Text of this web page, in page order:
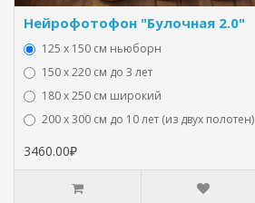
Нейрофотофон "Булочная 2.0"
125 x 150 см ньюборн
150 х 220 см до 3 лет
180 х 250 см широкий
200 х 300 см до 10 лет (из двух полотен)
3460.00₽